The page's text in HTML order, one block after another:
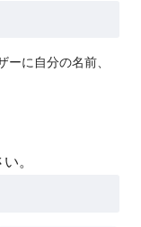
に自分の名前、
。